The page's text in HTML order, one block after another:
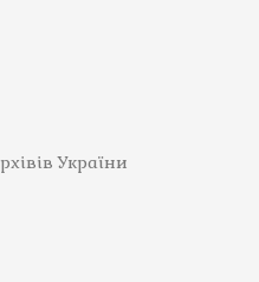
України